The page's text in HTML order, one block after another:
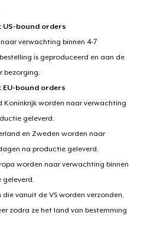
US-bound orders
verwachting binnen 4-7
is geproduceerd en aan de
bezorging.
EU-bound orders
Koninkrijk worden naar verwachting
geleverd.
en Zweden worden naar
na productie geleverd.
worden naar verwachting binnen
geleverd.
vanuit de VS worden verzonden,
zodra ze het land van bestemming